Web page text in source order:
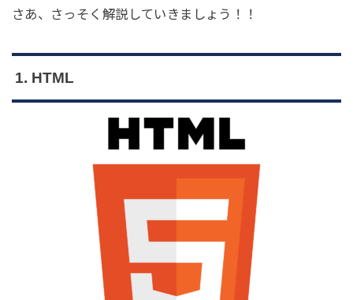
さあ、さっそく解説していきましょう！！
1. HTML